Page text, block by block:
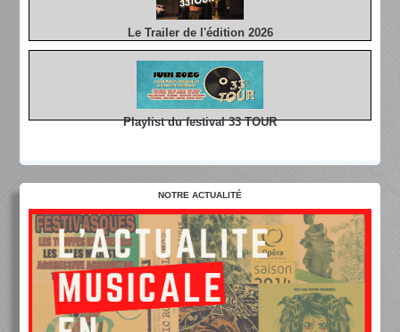
Le Trailer de l'édition 2026
Playlist du festival 33 TOUR
NOTRE ACTUALITÉ